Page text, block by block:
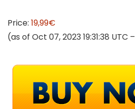
Price: 19,99€
(as of Oct 07, 2023 19:31:38 UTC –